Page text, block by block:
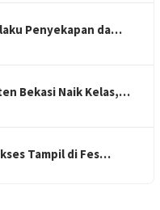
Penyekapan da…
Bekasi Naik Kelas,…
Tampil di Fes…